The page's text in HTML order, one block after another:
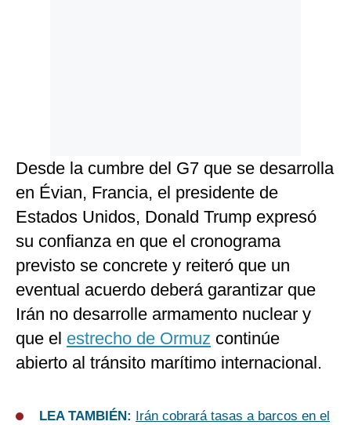
Desde la cumbre del G7 que se desarrolla
en Évian, Francia, el presidente de
Estados Unidos, Donald Trump expresó
su confianza en que el cronograma
previsto se concrete y reiteró que un
eventual acuerdo deberá garantizar que
Irán no desarrolle armamento nuclear y
que el estrecho de Ormuz continúe
abierto al tránsito marítimo internacional.
LEA TAMBIÉN:
Irán cobrará tasas a barcos en el